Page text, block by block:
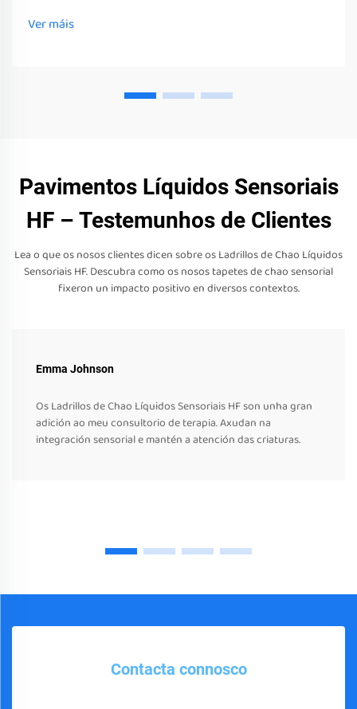
xoguetes, ferramentas e equipos non só estimulan os seus
sentidos
Ver máis
Pavimentos Líquidos Sensoriais
HF – Testemunhos de Clientes
Lea o que os nosos clientes dicen sobre os Ladrillos de Chao Líquidos
Sensoriais HF. Descubra como os nosos tapetes de chao sensorial
fixeron un impacto positivo en diversos contextos.
Emma Johnson
Os Ladrillos de Chao Líquidos Sensoriais HF son unha gran
adición ao meu consultorio de terapia. Axudan na
integración sensorial e mantén a atención das criaturas.
Contacta connosco